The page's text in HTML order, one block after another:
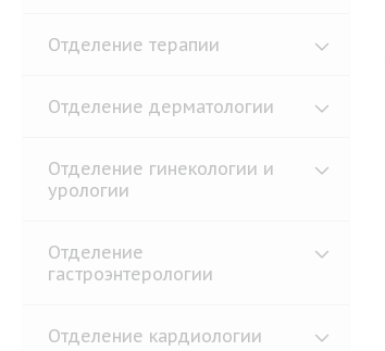
Отделение терапии
Отделение дерматологии
Отделение гинекологии и
урологии
Отделение
гастроэнтерологии
Отделение кардиологии